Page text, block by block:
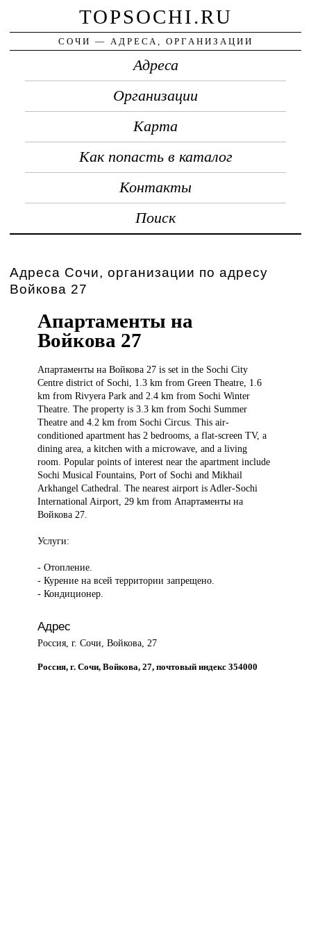
TOPSOCHI.RU
СОЧИ — АДРЕСА, ОРГАНИЗАЦИИ
Адреса
Организации
Карта
Как попасть в каталог
Контакты
Поиск
Адреса Сочи, организации по адресу
Войкова 27
Апартаменты на
Войкова 27
Апартаменты наВойкова 27 is set in the Sochi City
Centre district of Sochi, 1.3 km from Green Theatre, 1.6
km from Rivyera Park and 2.4 km from Sochi Winter
Theatre. The property is 3.3 km from Sochi Summer
Theatre and 4.2 km from Sochi Circus. This air-
conditioned apartment has 2 bedrooms, a flat-screen TV, a
dining area, a kitchen with a microwave, and a living
room. Popular points of interest near the apartment include
Sochi Musical Fountains, Port of Sochi and Mikhail
Arkhangel Cathedral. The nearest airport is Adler-Sochi
International Airport, 29 km from Апартаменты на
Войкова 27.
Услуги:
- Отопление.
- Курение на всей территории запрещено.
- Кондиционер.
Адрес
Россия, г. Сочи, Войкова, 27
Россия, г. Сочи, Войкова, 27, почтовый индекс 354000